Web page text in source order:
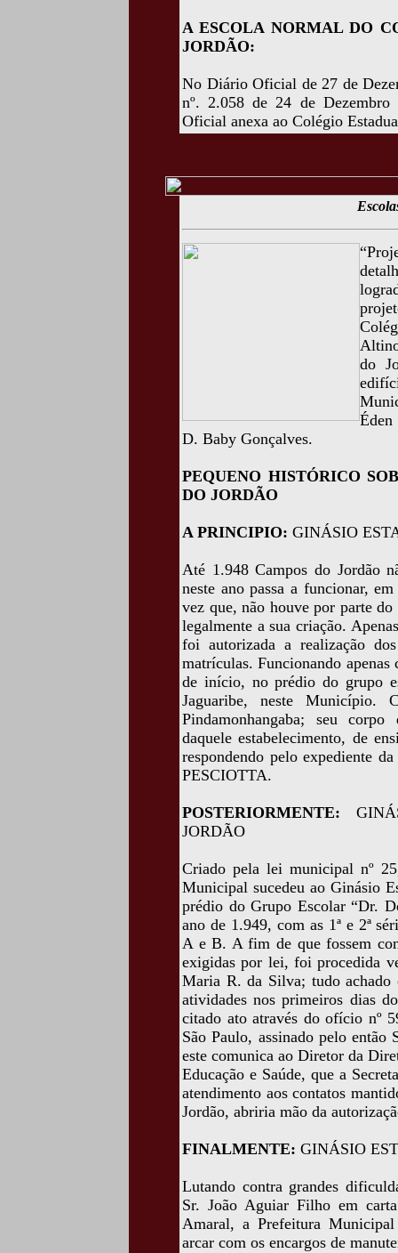
A ESCOLA NORMAL DO
JORDÃO:
No Diário Oficial de 27 de
nº. 2.058 de 24 de
Oficial anexa ao Colégio
do
Éden
D. Baby Gonçalves.
PEQUENO HISTÓRICO
DO JORDÃO
A PRINCIPIO: GINÁSIO
Até 1.948 Campos do Jordão
neste ano passa a funcionar,
vez que, não houve por parte
legalmente a sua criação.
foi autorizada a realização
matrículas. Funcionando
de início, no prédio do grupo
Jaguaribe, neste Município.
Pindamonhangaba; seu
daquele estabelecimento, de
respondendo pelo expediente
PESCIOTTA.
POSTERIORMENTE:
JORDÃO
Criado pela lei municipal nº
Municipal sucedeu ao Ginásio
prédio do Grupo Escolar “Dr.
ano de 1.949, com as 1ª e 2ª
A e B. A fim de que fossem
exigidas por lei, foi procedida
Maria R. da Silva; tudo
atividades nos primeiros dias
citado ato através do ofício nº
São Paulo, assinado pelo
este comunica ao Diretor da
Educação e Saúde, que a
atendimento aos contatos
Jordão, abriria mão da
FINALMENTE: GINÁSIO
Lutando contra grandes
Sr. João Aguiar Filho em
Amaral, a Prefeitura
arcar com os encargos de